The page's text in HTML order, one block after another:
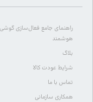
راهنمای جامع فعال‌سازی گوشی
هوشمند
بلاگ
شرایط عودت کالا
تماس با ما
همکاری سازمانی